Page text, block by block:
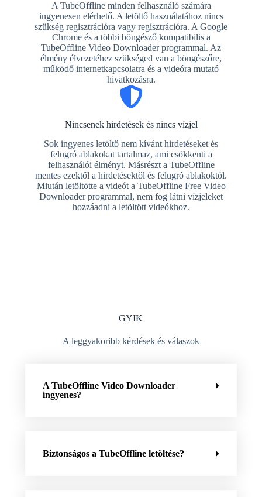
A TubeOffline minden felhasználó számára
ingyenesen elérhető. A letöltő használatához nincs
szükség regisztrációra vagy regisztrációra. A Google
Chrome és a többi böngésző kompatibilis a
TubeOffline Video Downloader programmal. Az
élmény élvezetéhez szükséged van a böngészőre,
működő internetkapcsolatra és a videóra mutató
hivatkozásra.
Nincsenek hirdetések és nincs vízjel
Sok ingyenes letöltő nem kívánt hirdetéseket és
felugró ablakokat tartalmaz, ami csökkenti a
felhasználói élményt. Másrészt a TubeOffline
mentes ezektől a hirdetésektől és felugró ablakoktól.
Miután letöltötte a videót a TubeOffline Free Video
Downloader programmal, nem fog látni vízjeleket
hozzáadni a letöltött videókhoz.
GYIK
A leggyakoribb kérdések és válaszok
A TubeOffline Video Downloader
ingyenes?
Biztonságos a TubeOffline letöltése?